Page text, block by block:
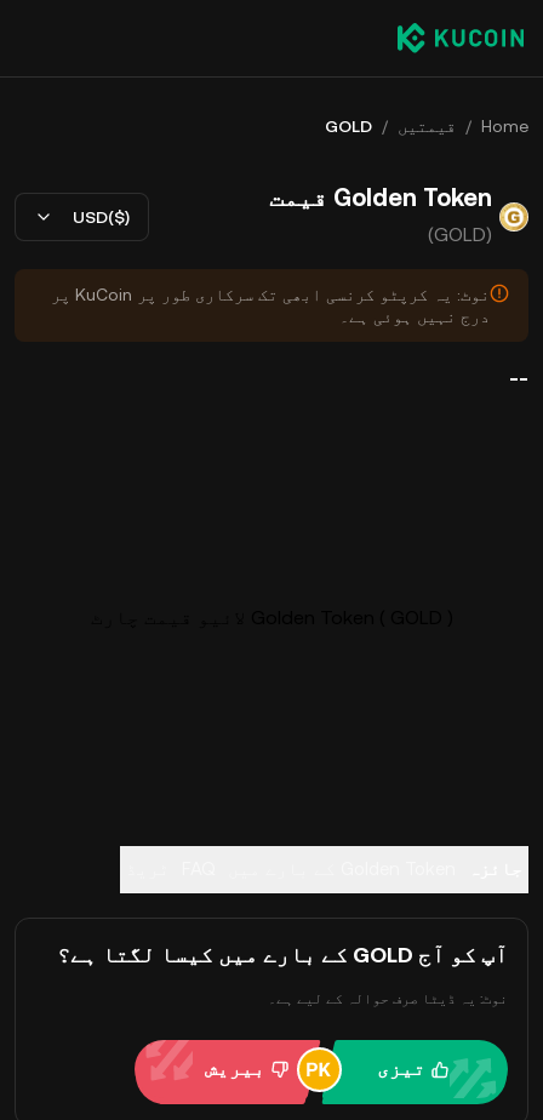
Home
/ قیمتیں /
GOLD
Golden Token قیمت
(GOLD)
USD($)
نوٹ: یہ کرپٹو کرنسی ابھی تک سرکاری طور پر KuCoin پر
درج نہیں ہوئی ہے۔
--
آپ کو آج GOLD کے بارے میں کیسا لگتا ہے؟
نوٹ: یہ ڈیٹا صرف حوالہ کے لیے ہے۔
تیزی بیریش